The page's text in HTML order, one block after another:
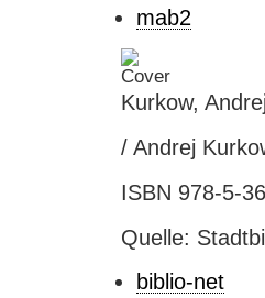
mab2
Kurkow,
/ Andrej
ISBN 978-5-
Quelle:
biblio-net